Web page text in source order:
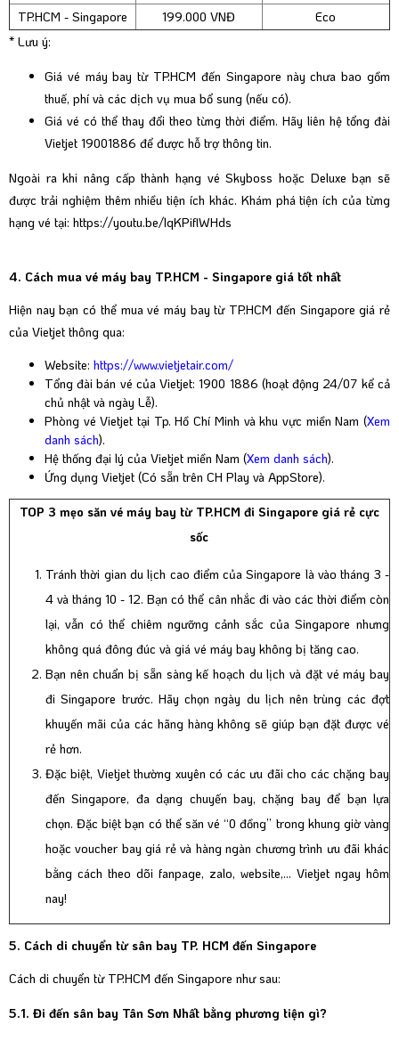
TP.HCM - Singapore 199.000 VNĐ
Eco
* Lưu ý:
Giá vé máy bay từ TP.HCM đến Singapore này chưa bao gồm
thuế, phí và các dịch vụ mua bổ sung (nếu có).
Giá vé có thể thay đổi theo từng thời điểm. Hãy liên hệ tổng đài
Vietjet 19001886 để được hỗ trợ thông tin.
Ngoài ra khi nâng cấp thành hạng vé Skyboss hoặc Deluxe bạn sẽ
được trải nghiệm thêm nhiều tiện ích khác. Khám phá tiện ích của từng
hạng vé tại: https://youtu.be/lqKPiflWHds
4. Cách mua vé máy bay TP.HCM - Singapore giá tốt nhất
Hiện nay bạn có thể mua vé máy bay từ TP.HCM đến Singapore giá rẻ
của Vietjet thông qua:
Website: https://www.vietjetair.com/
Tổng đài bán vé của Vietjet: 1900 1886 (hoạt động 24/07 kể cả
chủ nhật và ngày Lễ).
Phòng vé Vietjet tại Tp. Hồ Chí Minh và khu vực miền Nam (Xem
danh sách).
Hệ thống đại lý của Vietjet miền Nam (Xem danh sách).
Ứng dụng Vietjet (Có sẵn trên CH Play và AppStore).
TOP 3 mẹo săn vé máy bay từ TP.HCM đi Singapore giá rẻ cực
sốc
Tránh thời gian du lịch cao điểm của Singapore là vào tháng 3 -
4 và tháng 10 - 12. Bạn có thể cân nhắc đi vào các thời điểm còn
lại, vẫn có thể chiêm ngưỡng cảnh sắc của Singapore nhưng
không quá đông đúc và giá vé máy bay không bị tăng cao.
Bạn nên chuẩn bị sẵn sàng kế hoạch du lịch và đặt vé máy bay
đi Singapore trước. Hãy chọn ngày du lịch nên trùng các đợt
khuyến mãi của các hãng hàng không sẽ giúp bạn đặt được vé
rẻ hơn.
Đặc biệt, Vietjet thường xuyên có các ưu đãi cho các chặng bay
đến Singapore, đa dạng chuyến bay, chặng bay để bạn lựa
chọn. Đặc biệt bạn có thể săn vé “0 đồng” trong khung giờ vàng
hoặc voucher bay giá rẻ và hàng ngàn chương trình ưu đãi khác
bằng cách theo dõi fanpage, zalo, website,... Vietjet ngay hôm
nay!
5. Cách di chuyển từ sân bay TP. HCM đến Singapore
Cách di chuyển từ TP.HCM đến Singapore như sau:
5.1. Đi đến sân bay Tân Sơn Nhất bằng phương tiện gì?